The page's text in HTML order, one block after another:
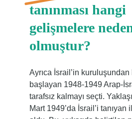
tanınması hangi
gelişmelere
olmuştur?
Ayrıca İsrail’in
başlayan 1948-1949 Arap-
tarafsız kalmayı seçti.
Mart 1949’da İsrail’i